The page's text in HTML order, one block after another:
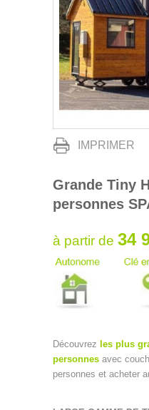
IMPRIMER
Grande Tiny
personnes
à partir de 34
Découvrez les plus
personnes avec
personnes et acheter